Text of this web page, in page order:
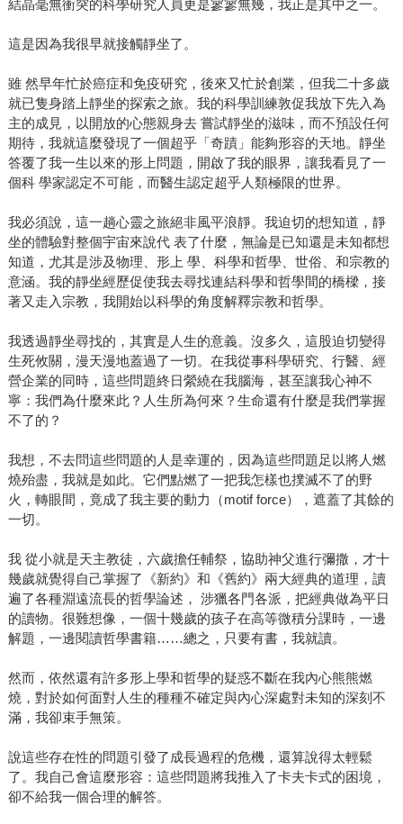
結晶毫無衝突的科學研究人員更是寥寥無幾，我正是其中之一。
這是因為我很早就接觸靜坐了。
雖 然早年忙於癌症和免疫研究，後來又忙於創業，但我二十多歲
就已隻身踏上靜坐的探索之旅。我的科學訓練敦促我放下先入為
主的成見，以開放的心態親身去 嘗試靜坐的滋味，而不預設任何
期待，我就這麼發現了一個超乎「奇蹟」能夠形容的天地。靜坐
答覆了我一生以來的形上問題，開啟了我的眼界，讓我看見了一
個科 學家認定不可能，而醫生認定超乎人類極限的世界。
我必須說，這一趟心靈之旅絕非風平浪靜。我迫切的想知道，靜
坐的體驗對整個宇宙來說代 表了什麼，無論是已知還是未知都想
知道，尤其是涉及物理、形上 學、科學和哲學、世俗、和宗教的
意涵。我的靜坐經歷促使我去尋找連結科學和哲學間的橋樑，接
著又走入宗教，我開始以科學的角度解釋宗教和哲學。
我透過靜坐尋找的，其實是人生的意義。沒多久，這股迫切變得
生死攸關，漫天漫地蓋過了一切。在我從事科學研究、行醫、經
營企業的同時，這些問題終日縈繞在我腦海，甚至讓我心神不
寧：我們為什麼來此？人生所為何來？生命還有什麼是我們掌握
不了的？
我想，不去問這些問題的人是幸運的，因為這些問題足以將人燃
燒殆盡，我就是如此。它們點燃了一把我怎樣也撲滅不了的野
火，轉眼間，竟成了我主要的動力（motif force），遮蓋了其餘的
一切。
我 從小就是天主教徒，六歲擔任輔祭，協助神父進行彌撒，才十
幾歲就覺得自己掌握了《新約》和《舊約》兩大經典的道理，讀
遍了各種淵遠流長的哲學論述， 涉獵各門各派，把經典做為平日
的讀物。很難想像，一個十幾歲的孩子在高等微積分課時，一邊
解題，一邊閱讀哲學書籍……總之，只要有書，我就讀。
然而，依然還有許多形上學和哲學的疑惑不斷在我內心熊熊燃
燒，對於如何面對人生的種種不確定與內心深處對未知的深刻不
滿，我卻束手無策。
說這些存在性的問題引發了成長過程的危機，還算說得太輕鬆
了。我自己會這麼形容：這些問題將我推入了卡夫卡式的困境，
卻不給我一個合理的解答。